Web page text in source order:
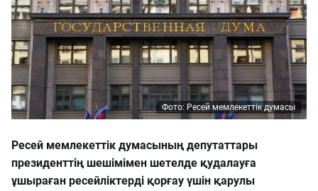
Фото: Ресей мемлекеттік думасы
Ресей мемлекеттік думасының депутаттары
президенттің шешімімен шетелде қудалауға
ұшыраған ресейліктерді қорғау үшін қарулы